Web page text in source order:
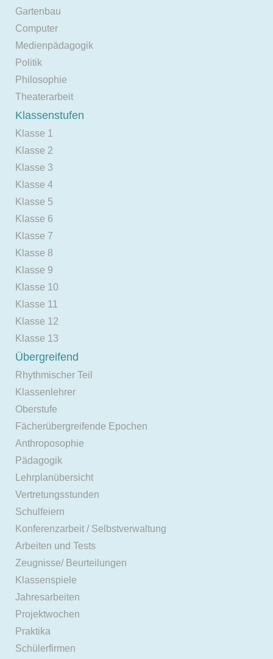
Gartenbau
Computer
Medienpädagogik
Politik
Philosophie
Theaterarbeit
Klassenstufen
Klasse 1
Klasse 2
Klasse 3
Klasse 4
Klasse 5
Klasse 6
Klasse 7
Klasse 8
Klasse 9
Klasse 10
Klasse 11
Klasse 12
Klasse 13
Übergreifend
Rhythmischer Teil
Klassenlehrer
Oberstufe
Fächerübergreifende Epochen
Anthroposophie
Pädagogik
Lehrplanübersicht
Vertretungsstunden
Schulfeiern
Konferenzarbeit / Selbstverwaltung
Arbeiten und Tests
Zeugnisse/ Beurteilungen
Klassenspiele
Jahresarbeiten
Projektwochen
Praktika
Schülerfirmen